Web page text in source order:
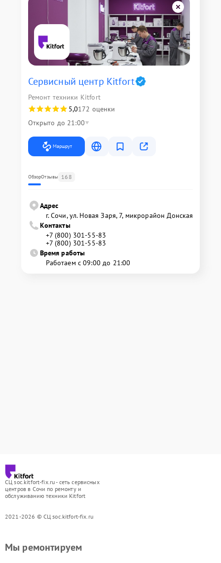
Сервисный центр Kitfort
Ремонт техники Kitfort
5,0172 оценки
Открыто до 21:00
Маршрут
ОбзорОтзывы 168
Адрес
г. Сочи, ул. Новая Заря, 7, микрорайон Донская
Контакты
+7 (800) 301-55-83
+7 (800) 301-55-83
Время работы
Работаем с 09:00 до 21:00
СЦ soc.kitfort-fix.ru - сеть сервисных
центров в Сочи по ремонту и
обслуживанию техники Kitfort
2021-2026 © СЦ soc.kitfort-fix.ru
Мы ремонтируем